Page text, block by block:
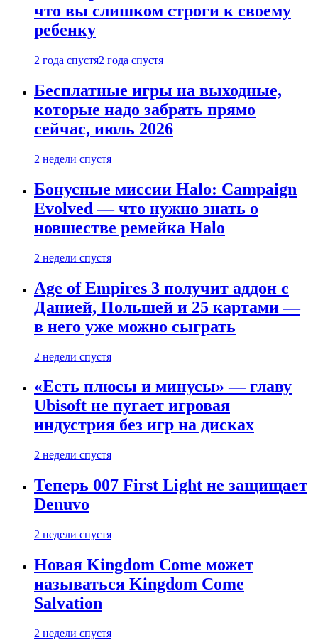
что вы слишком строги к своему
ребенку
2 года спустя2 года спустя
Бесплатные игры на выходные,
которые надо забрать прямо
сейчас, июль 2026
2 недели спустя
Бонусные миссии Halo: Campaign
Evolved — что нужно знать о
новшестве ремейка Halo
2 недели спустя
Age of Empires 3 получит аддон с
Данией, Польшей и 25 картами —
в него уже можно сыграть
2 недели спустя
«Есть плюсы и минусы» — главу
Ubisoft не пугает игровая
индустрия без игр на дисках
2 недели спустя
Теперь 007 First Light не защищает
Denuvo
2 недели спустя
Новая Kingdom Come может
называться Kingdom Come
Salvation
2 недели спустя